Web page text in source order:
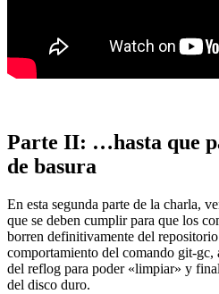
Parte II: …hasta que
de basura
En esta segunda parte de la charla,
que se deben cumplir para que los
borren definitivamente del
comportamiento del comando git-gc,
del reflog para poder «limpiar» y
del disco duro.